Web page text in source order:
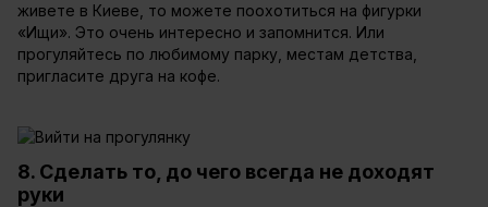
живете в Киеве, то можете поохотиться на фигурки
«Ищи». Это очень интересно и запомнится. Или
прогуляйтесь по любимому парку, местам детства,
пригласите друга на кофе.
8. Сделать то, до чего всегда не доходят
руки